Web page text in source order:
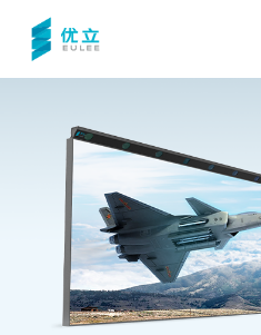
关于优立
公司介绍
里程碑
合作伙伴
产品与服务
优立云世界
三维数据管理引擎udStream
优立全息动物园
行业应用与案例
军事安全
电力能源
新闻中心
联系我们